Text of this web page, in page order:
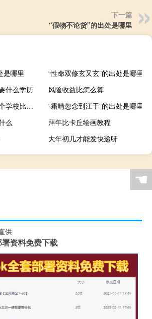
下一篇
“假物不论货”的出处是哪里
是哪里
“性命双修玄又玄”的出处是哪里
什么学历
风险收益比怎么算
会计类专升本哪几个学校比较好
“霜晴忽念到江干”的出处是哪里
么
拜年比卡丘绘画教程
大年初几才能发快递呀
☚
资料免费下载